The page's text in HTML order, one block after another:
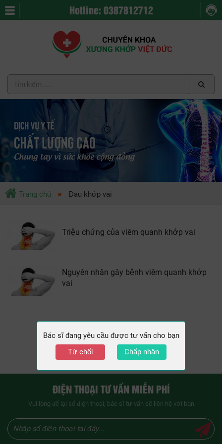
Hotline: 0387812712
Trang chủ Đau khớp vai
Triệu chứng của viêm quanh khớp vai
Nguyên nhân gây bệnh viêm quanh khớp
vai
« 1
ĐIỆN THOẠI TƯ VẤN MIỄN PHÍ
Vui lòng để lại số điện thoại, bác sĩ tư vấn sẽ liên hệ với bạn
Bác sĩ đang yêu cầu được tư vấn cho bạn
Từ chối
Chấp nhận